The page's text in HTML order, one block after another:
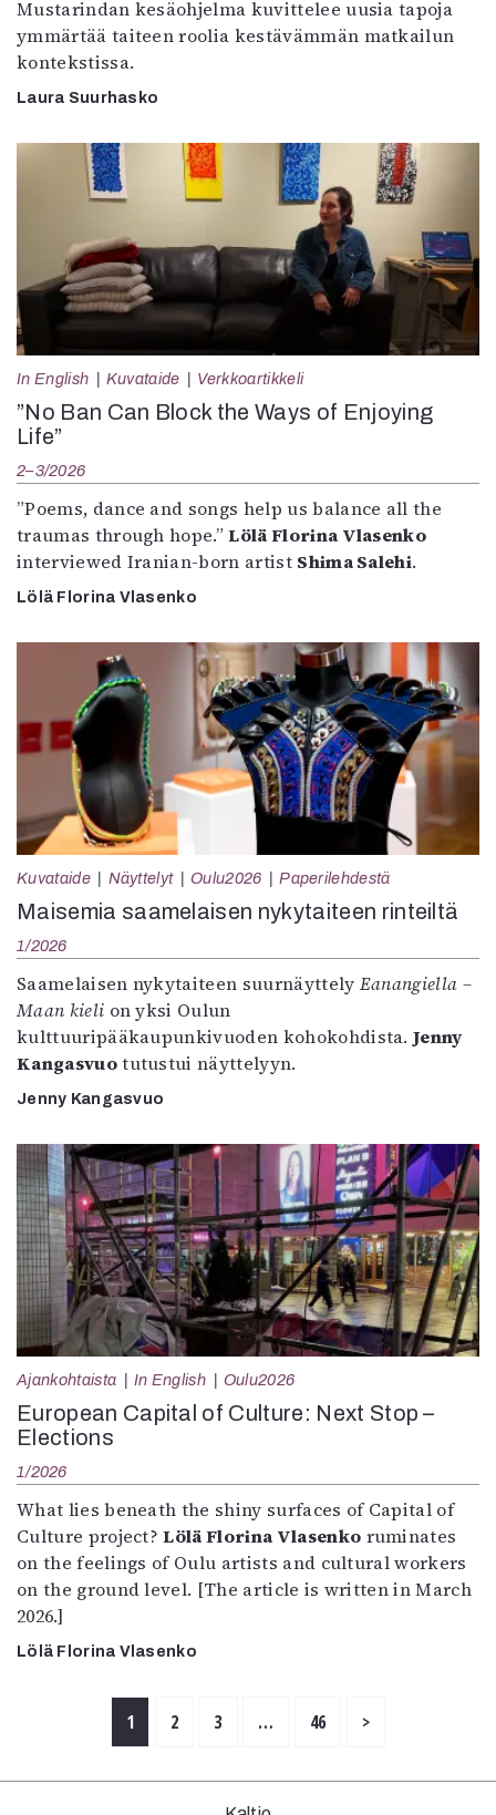
Mustarindan kesäohjelma kuvittelee uusia tapoja
ymmärtää taiteen roolia kestävämmän matkailun
kontekstissa.
Laura Suurhasko
In English Kuvataide Verkkoartikkeli
”No Ban Can Block the Ways of Enjoying
Life”
2–3/2026
”Poems, dance and songs help us balance all the
traumas through hope.”Lölä Florina Vlasenko
interviewed Iranian-born artist Shima Salehi.
Lölä Florina Vlasenko
Kuvataide Näyttelyt Oulu2026 Paperilehdestä
Maisemia saamelaisen nykytaiteen rinteiltä
1/2026
Saamelaisen nykytaiteen suurnäyttely Eanangiella –
Maan kieli on yksi Oulun
kulttuuripääkaupunkivuoden kohokohdista.Jenny
Kangasvuotutustui näyttelyyn.
Jenny Kangasvuo
Ajankohtaista In English Oulu2026
European Capital of Culture: Next Stop –
Elections
1/2026
What lies beneath the shiny surfaces of Capital of
Culture project?Lölä Florina Vlasenko ruminates
on the feelings of Oulu artists and cultural workers
on the ground level. [The article is written in March
2026.]
Lölä Florina Vlasenko
1 2 3 … 46 >